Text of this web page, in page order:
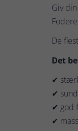
Giv
De
Det
✔
✔
✔ god
✔